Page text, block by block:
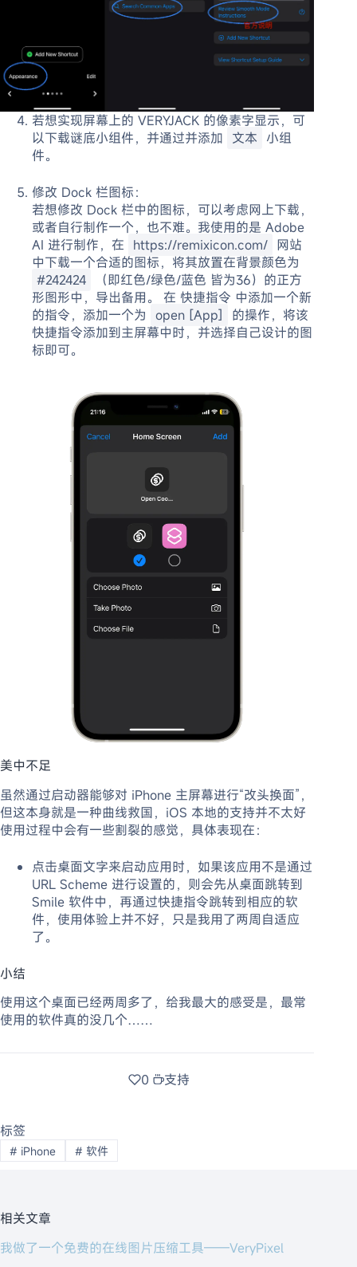
若想实现屏幕上的 VERYJACK 的像素字显示，可
以下载谜底小组件，并通过并添加 文本 小组
件。
修改 Dock 栏图标：
若想修改 Dock 栏中的图标，可以考虑网上下载，
或者自行制作一个，也不难。我使用的是 Adobe
AI 进行制作，在 https://remixicon.com/ 网站
中下载一个合适的图标，将其放置在背景颜色为
#242424
（即红色/绿色/蓝色 皆为36）的正方
形图形中，导出备用。 在 快捷指令 中添加一个新
的指令，添加一个为 open [App]
的操作，将该
快捷指令添加到主屏幕中时，并选择自己设计的图
标即可。
美中不足
虽然通过启动器能够对 iPhone 主屏幕进行“改头换面”，
但这本身就是一种曲线救国，iOS 本地的支持并不太好
使用过程中会有一些割裂的感觉，具体表现在：
点击桌面文字来启动应用时，如果该应用不是通过
URL Scheme 进行设置的，则会先从桌面跳转到
Smile 软件中，再通过快捷指令跳转到相应的软
件，使用体验上并不好，只是我用了两周自适应
了。
小结
使用这个桌面已经两周多了，给我最大的感受是，最常
使用的软件真的没几个……
0 支持
标签
# iPhone # 软件
相关文章
我做了一个免费的在线图片压缩工具——VeryPixel